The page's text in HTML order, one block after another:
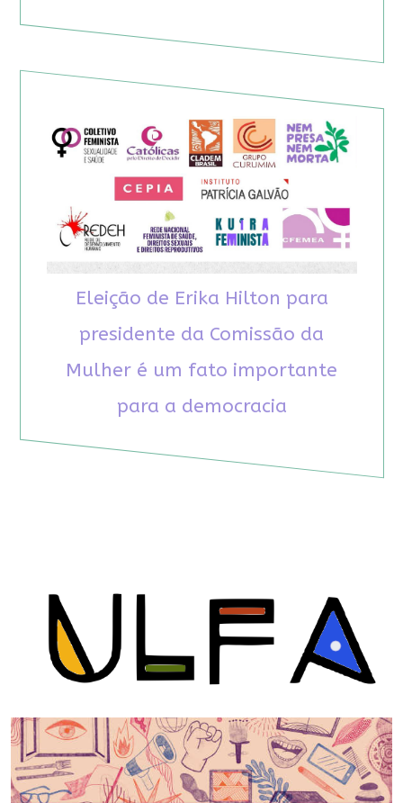
Eleição de Erika Hilton para
presidente da Comissão da
Mulher é um fato importante
para a democracia